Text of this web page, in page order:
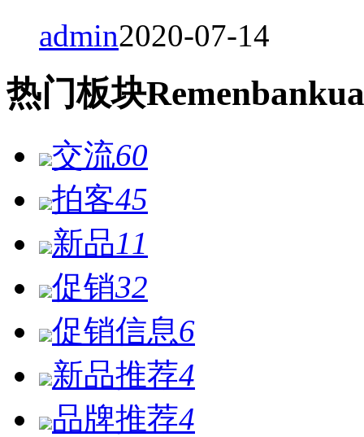
admin2020-07-14
热门板块Remen
交流60
拍客45
新品11
促销32
促销信息6
新品推荐4
品牌推荐4